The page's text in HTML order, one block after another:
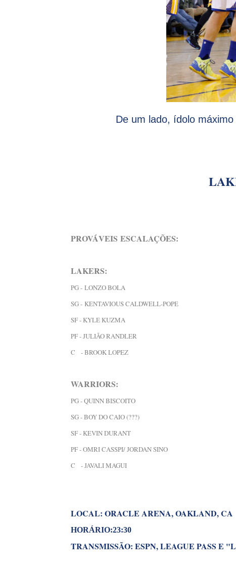
De um lado, ídolo
PROVÁVEIS ESCALAÇÕES:
LAKERS:
PG - LONZO BOLA
SG - KENTAVIOUS CALDWELL-POPE
SF - KYLE KUZMA
PF - JULIÃO RANDLER
C - BROOK LOPEZ
WARRIORS:
PG - QUINN BISCOITO
SG - BOY DO CAIO (???)
SF - KEVIN DURANT
PF - OMRI CASSPI/ JORDAN SINO
C - JAVALI MAGUI
LOCAL: ORACLE ARENA, OAKLAND, CA
HORÁRIO:23:30
TRANSMISSÃO: ESPN, LEAGUE PASS E